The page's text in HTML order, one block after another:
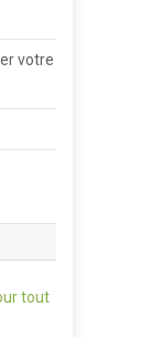
votre
tout